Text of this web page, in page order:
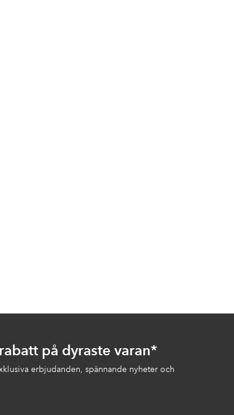
på dyraste varan*
erbjudanden, spännande nyheter och